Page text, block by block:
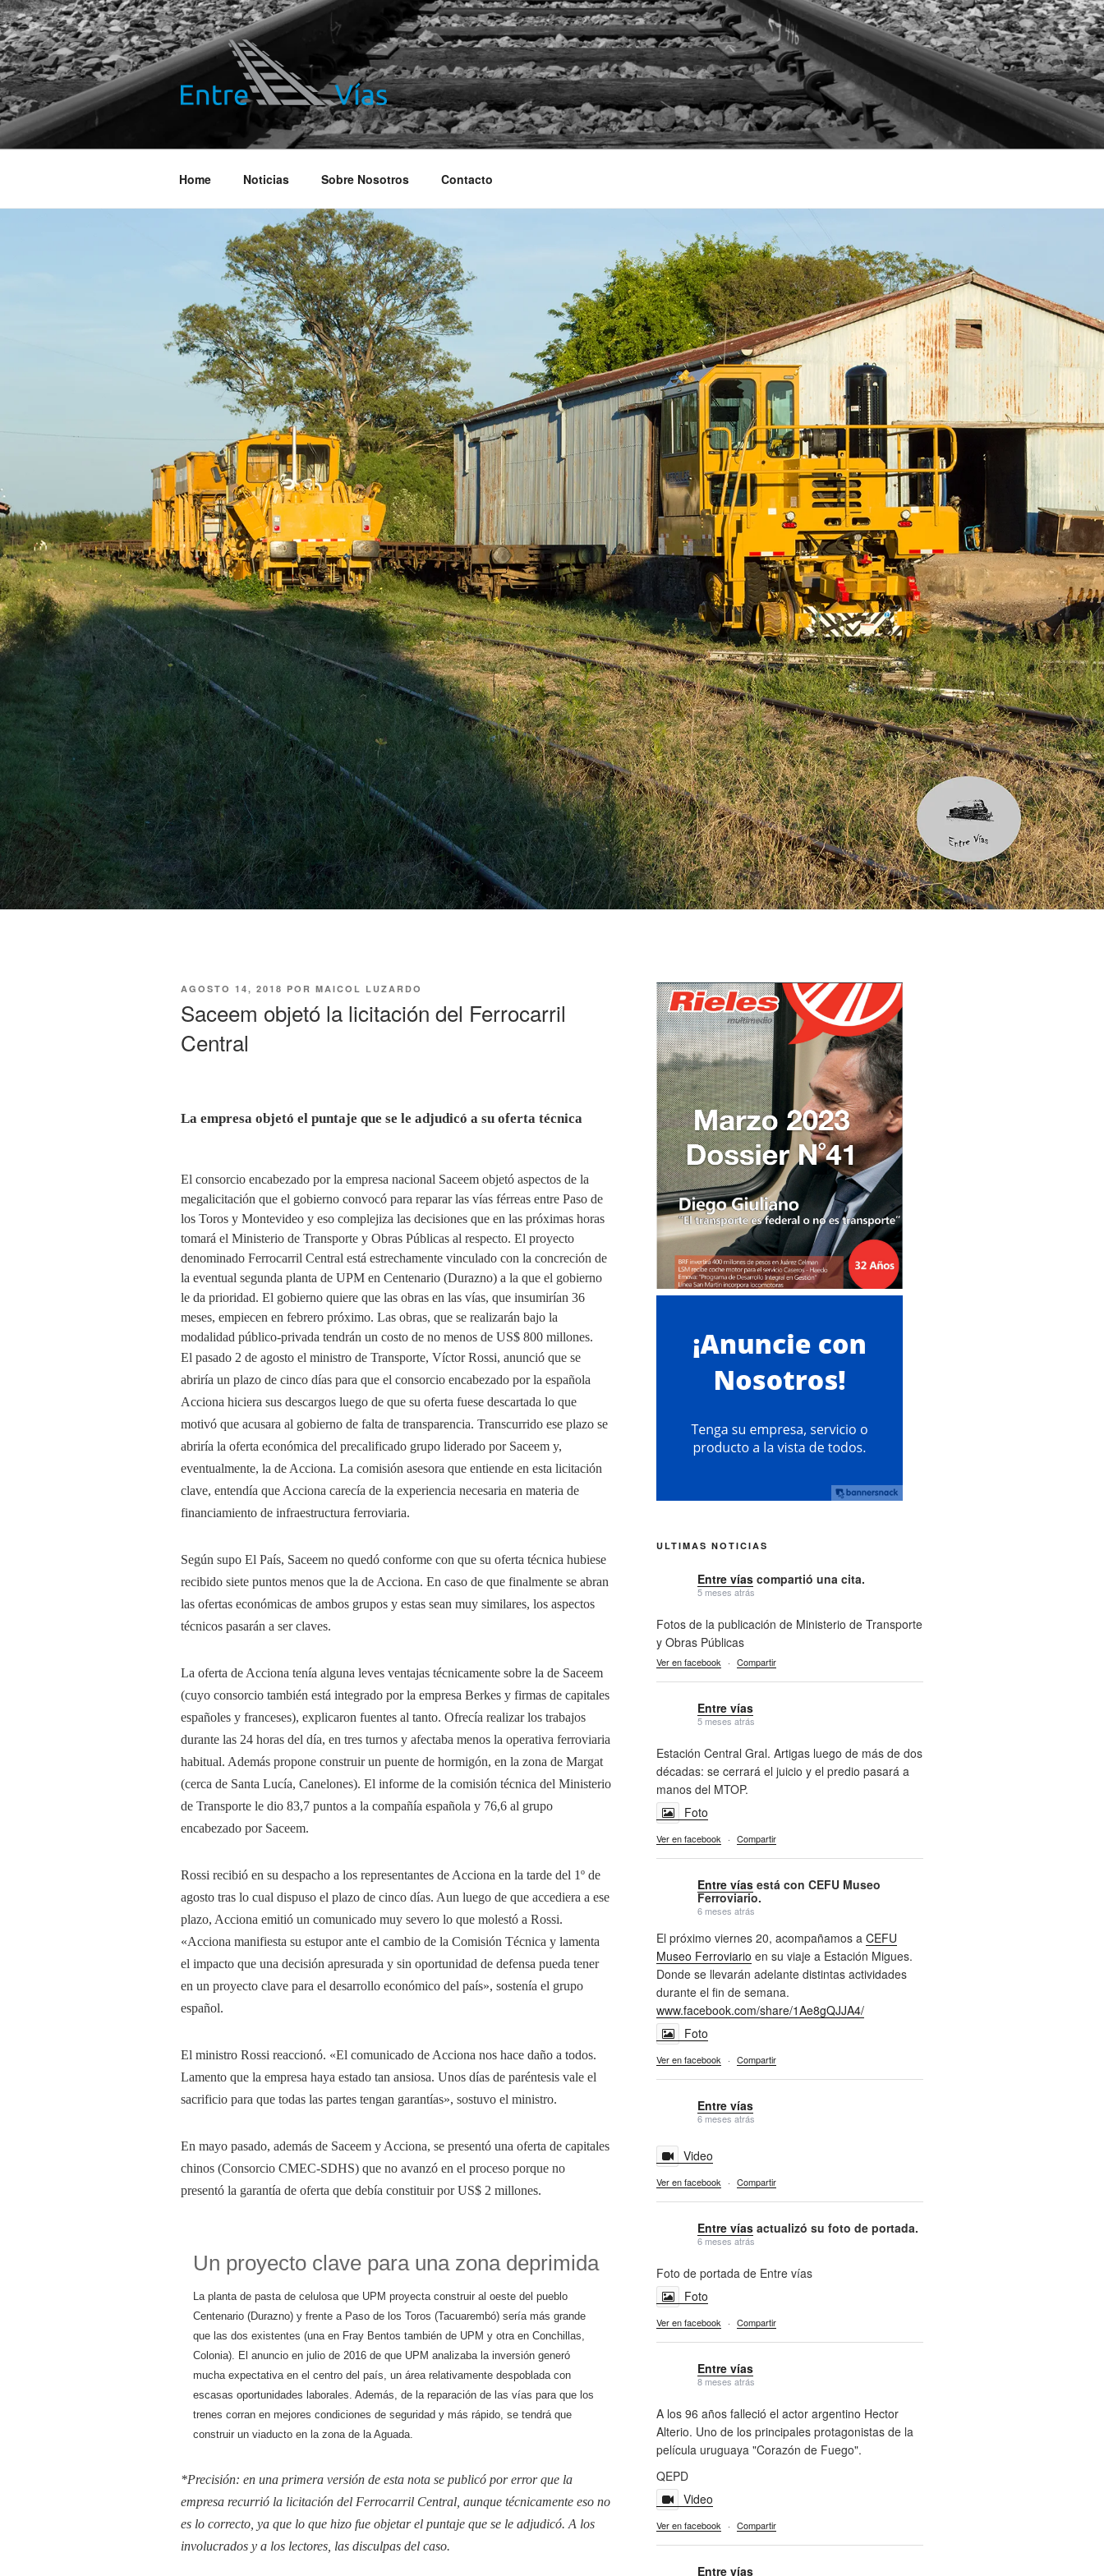
Saltar
al
contenido
ENTRE VÍAS
Información ferroviaria
Home Noticias Sobre Nosotros Contacto
PUBLICADO
AGOSTO 14, 2018 POR MAICOL LUZARDO
Saceem objetó la licitación del Ferrocarril
Central
La empresa objetó el puntaje que se le adjudicó a su oferta técnica
El consorcio encabezado por la empresa nacional Saceem objetó aspectos de la
megalicitación que el gobierno convocó para reparar las vías férreas entre Paso de
los Toros y Montevideo y eso complejiza las decisiones que en las próximas horas
tomará el Ministerio de Transporte y Obras Públicas al respecto. El proyecto
denominado Ferrocarril Central está estrechamente vinculado con la concreción de
la eventual segunda planta de UPM en Centenario (Durazno) a la que el gobierno
le da prioridad. El gobierno quiere que las obras en las vías, que insumirían 36
meses, empiecen en febrero próximo. Las obras, que se realizarán bajo la
modalidad público-privada tendrán un costo de no menos de US$ 800 millones.
El pasado 2 de agosto el ministro de Transporte, Víctor Rossi, anunció que se
abriría un plazo de cinco días para que el consorcio encabezado por la española
Acciona hiciera sus descargos luego de que su oferta fuese descartada lo que
motivó que acusara al gobierno de falta de transparencia. Transcurrido ese plazo se
abriría la oferta económica del precalificado grupo liderado por Saceem y,
eventualmente, la de Acciona. La comisión asesora que entiende en esta licitación
clave, entendía que Acciona carecía de la experiencia necesaria en materia de
financiamiento de infraestructura ferroviaria.
Según supo El País, Saceem no quedó conforme con que su oferta técnica hubiese
recibido siete puntos menos que la de Acciona. En caso de que finalmente se abran
las ofertas económicas de ambos grupos y estas sean muy similares, los aspectos
técnicos pasarán a ser claves.
La oferta de Acciona tenía alguna leves ventajas técnicamente sobre la de Saceem
(cuyo consorcio también está integrado por la empresa Berkes y firmas de capitales
españoles y franceses), explicaron fuentes al tanto. Ofrecía realizar los trabajos
durante las 24 horas del día, en tres turnos y afectaba menos la operativa ferroviaria
habitual. Además propone construir un puente de hormigón, en la zona de Margat
(cerca de Santa Lucía, Canelones). El informe de la comisión técnica del Ministerio
de Transporte le dio 83,7 puntos a la compañía española y 76,6 al grupo
encabezado por Saceem.
Rossi recibió en su despacho a los representantes de Acciona en la tarde del 1º de
agosto tras lo cual dispuso el plazo de cinco días. Aun luego de que accediera a ese
plazo, Acciona emitió un comunicado muy severo lo que molestó a Rossi.
«Acciona manifiesta su estupor ante el cambio de la Comisión Técnica y lamenta
el impacto que una decisión apresurada y sin oportunidad de defensa pueda tener
en un proyecto clave para el desarrollo económico del país», sostenía el grupo
español.
El ministro Rossi reaccionó. «El comunicado de Acciona nos hace daño a todos.
Lamento que la empresa haya estado tan ansiosa. Unos días de paréntesis vale el
sacrificio para que todas las partes tengan garantías», sostuvo el ministro.
En mayo pasado, además de Saceem y Acciona, se presentó una oferta de capitales
chinos (Consorcio CMEC-SDHS) que no avanzó en el proceso porque no
presentó la garantía de oferta que debía constituir por US$ 2 millones.
Un proyecto clave para una zona deprimida
La planta de pasta de celulosa que UPM proyecta construir al oeste del pueblo
Centenario (Durazno) y frente a Paso de los Toros (Tacuarembó) sería más grande
que las dos existentes (una en Fray Bentos también de UPM y otra en Conchillas,
Colonia). El anuncio en julio de 2016 de que UPM analizaba la inversión generó
mucha expectativa en el centro del país, un área relativamente despoblada con
escasas oportunidades laborales. Además, de la reparación de las vías para que los
trenes corran en mejores condiciones de seguridad y más rápido, se tendrá que
construir un viaducto en la zona de la Aguada.
*Precisión: en una primera versión de esta nota se publicó por error que la
empresa recurrió la licitación del Ferrocarril Central, aunque técnicamente eso no
es lo correcto, ya que lo que hizo fue objetar el puntaje que se le adjudicó. A los
involucrados y a los lectores, las disculpas del caso.
ULTIMAS NOTICIAS
Entre vías compartió una cita.
5 meses atrás
Fotos de la publicación de Ministerio de Transporte
y Obras Públicas
Ver en facebook · Compartir
Entre vías
5 meses atrás
Estación Central Gral. Artigas luego de más de dos
décadas: se cerrará el juicio y el predio pasará a
manos del MTOP.
Foto
Ver en facebook · Compartir
Entre vías está con CEFU Museo
Ferroviario.
6 meses atrás
El próximo viernes 20, acompañamos a CEFU
Museo Ferroviario en su viaje a Estación Migues.
Donde se llevarán adelante distintas actividades
durante el fin de semana.
www.facebook.com/share/1Ae8gQJJA4/
Foto
Ver en facebook · Compartir
Entre vías
6 meses atrás
Video
Ver en facebook · Compartir
Entre vías actualizó su foto de portada.
6 meses atrás
Foto de portada de Entre vías
Foto
Ver en facebook · Compartir
Entre vías
8 meses atrás
A los 96 años falleció el actor argentino Hector
Alterio. Uno de los principales protagonistas de la
película uruguaya "Corazón de Fuego".
QEPD
Video
Ver en facebook · Compartir
Entre vías